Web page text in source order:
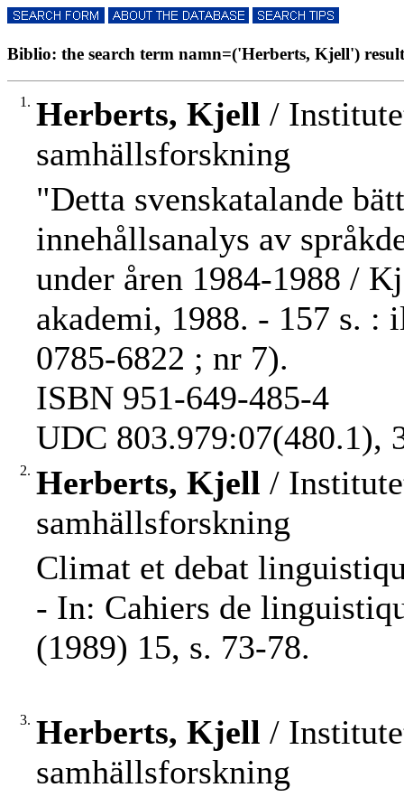
Biblio: the search term namn=('Herberts, Kjell')
1. Herberts, Kjell /
samhällsforskning
"Detta svenskatalande
innehållsanalys av
under åren 1984-1988 /
akademi, 1988. - 157 s. :
0785-6822 ; nr 7).
ISBN 951-649-485-4
UDC 803.979:07(480.1),
2. Herberts, Kjell /
samhällsforskning
Climat et debat
- In: Cahiers de
(1989) 15, s. 73-78.
3. Herberts, Kjell /
samhällsforskning